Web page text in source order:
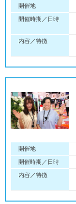
開催地
開催時期／日時
内容／特徴
開催地
開催時期／日時
内容／特徴